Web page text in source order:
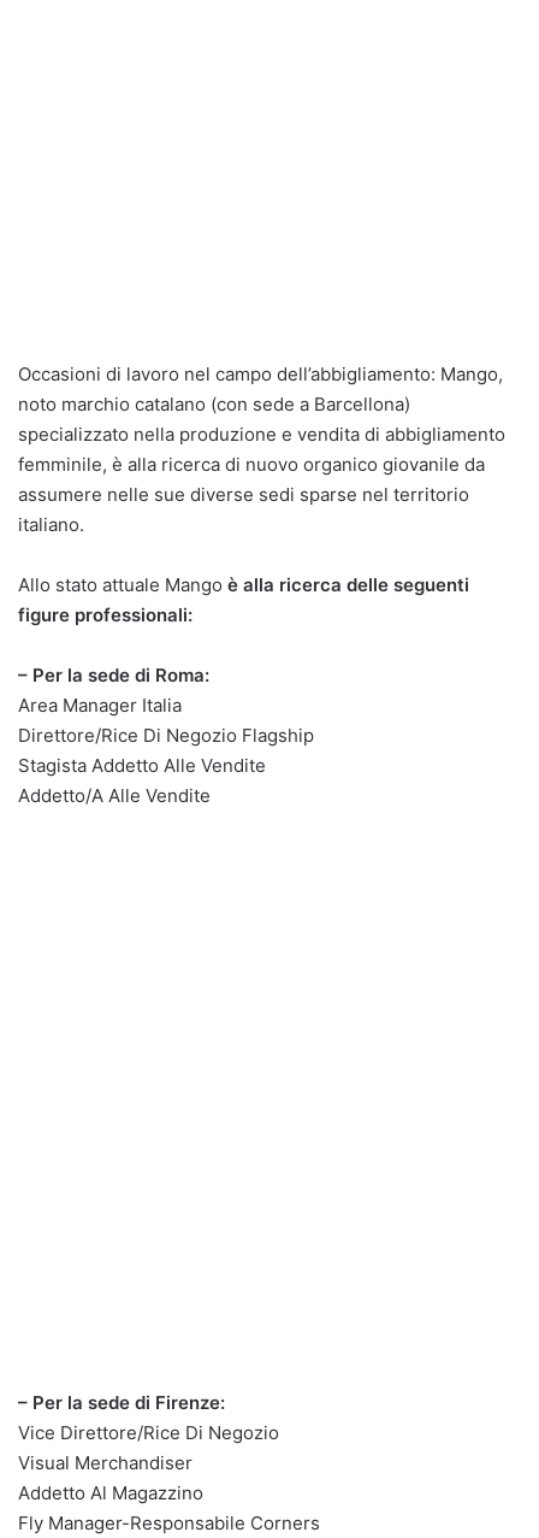
Occasioni di lavoro nel campo dell’abbigliamento: Mango,
noto marchio catalano (con sede a Barcellona)
specializzato nella produzione e vendita di abbigliamento
femminile, è alla ricerca di nuovo organico giovanile da
assumere nelle sue diverse sedi sparse nel territorio
italiano.
Allo stato attuale Mango è alla ricerca delle seguenti
figure professionali:
– Per la sede di Roma:
Area Manager Italia
Direttore/Rice Di Negozio Flagship
Stagista Addetto Alle Vendite
Addetto/A Alle Vendite
– Per la sede di Firenze:
Vice Direttore/Rice Di Negozio
Visual Merchandiser
Addetto Al Magazzino
Fly Manager-Responsabile Corners